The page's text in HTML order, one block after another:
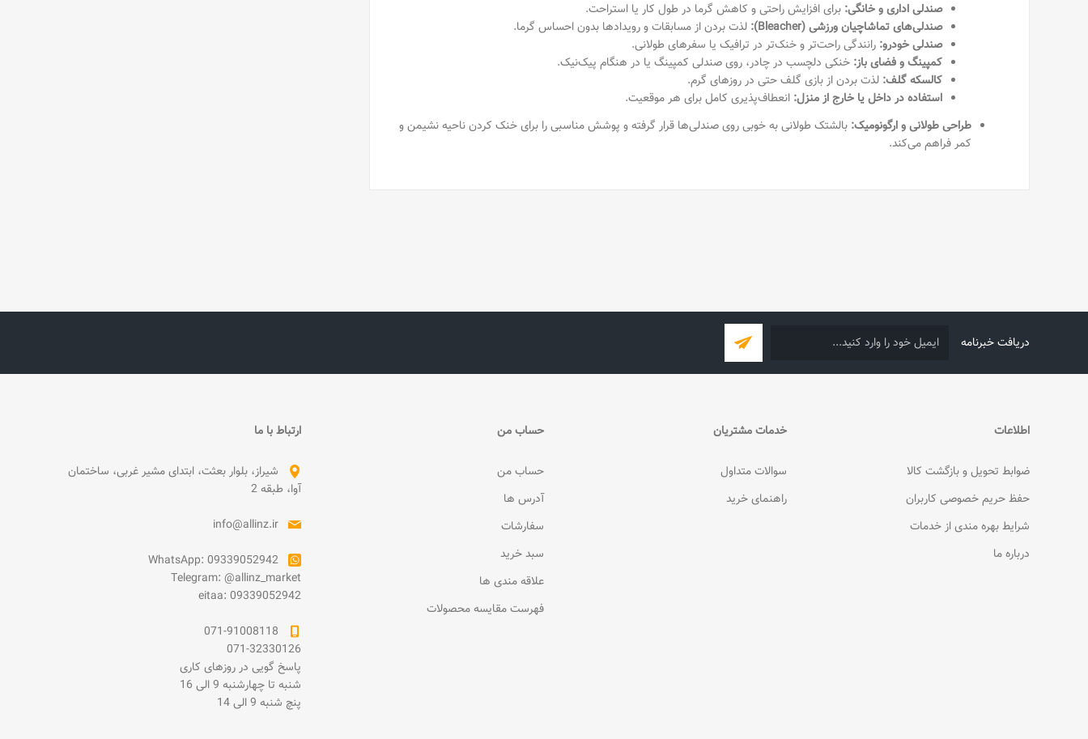
صندلی اداری و خانگی: برای افزایش راحتی و کاهش گرما در طول کار یا استراحت.
صندلی‌های تماشاچیان ورزشی (Bleacher):
لذت بردن از مسابقات و رویدادها بدون احساس گرما.
صندلی خودرو: رانندگی راحت‌تر و خنک‌تر در ترافیک یا سفرهای طولانی.
کمپینگ و فضای باز: خنکی دلچسب در چادر، روی صندلی کمپینگ یا در هنگام پیک‌نیک.
کالسکه گلف: لذت بردن از بازی گلف حتی در روزهای گرم.
استفاده در داخل یا خارج از منزل: انعطاف‌پذیری کامل برای هر موقعیت.
طراحی طولانی و ارگونومیک: بالشتک طولانی به خوبی روی صندلی‌ها قرار گرفته و پوشش مناسبی را برای خنک کردن ناحیه نشیمن و
کمر فراهم می‌کند.
دریافت خبرنامه
اطلاعات
ضوابط تحویل و بازگشت کالا
حفظ حریم خصوصی کاربران
شرایط بهره مندی از خدمات
درباره ما
خدمات مشتریان
سوالات متداول
راهنمای خرید
حساب من
حساب من
آدرس ها
سفارشات
سبد خرید
علاقه مندی ها
فهرست مقایسه محصولات
ارتباط با ما
شیراز، بلوار بعثت، ابتدای مشیر غربی، ساختمان
آوا، طبقه 2
info@allinz.ir
WhatsApp: 09339052942
Telegram: @allinz_market
eitaa: 09339052942
071-91008118
071-32330126
پاسخ گویی در روزهای کاری
شنبه تا چهارشنبه 9 الی 16
پنچ شنبه 9 الی 14